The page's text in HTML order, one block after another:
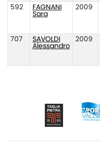
592
FAGNANI
Sara
2009
707
SAVOLDI
Alessandro
2009